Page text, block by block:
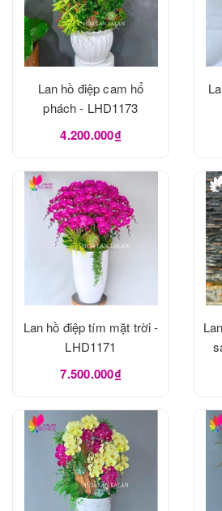
Lan hồ điệp cam hổ
phách - LHD1173
4.200.000₫
Lan hồ điệp tím mặt trời -
LHD1171
7.500.000₫